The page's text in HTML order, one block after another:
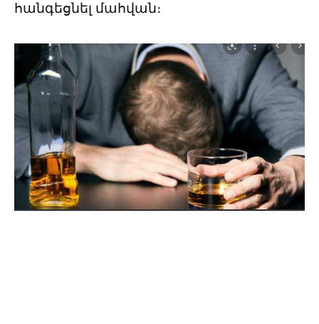
հանգեցնել մահվան։